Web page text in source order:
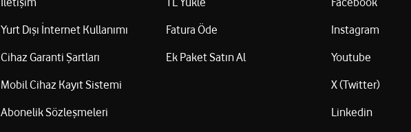
Yurt Dışı İnternet Kullanımı
Cihaz Garanti Şartları
Mobil Cihaz Kayıt Sistemi
Abonelik Sözleşmeleri
Fatura Öde
Ek Paket Satın Al
Instagram
Youtube
X (Twitter)
Linkedin